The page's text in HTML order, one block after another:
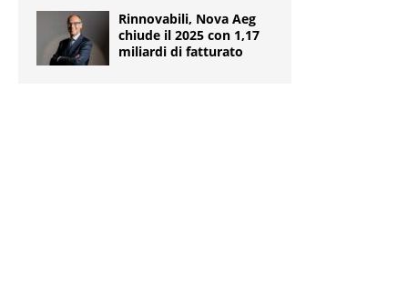
Rinnovabili, Nova Aeg
chiude il 2025 con 1,17
miliardi di fatturato